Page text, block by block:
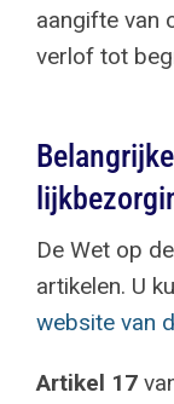
aangifte van
verlof tot
De Wet op
artikelen. U
website van
Artikel 17